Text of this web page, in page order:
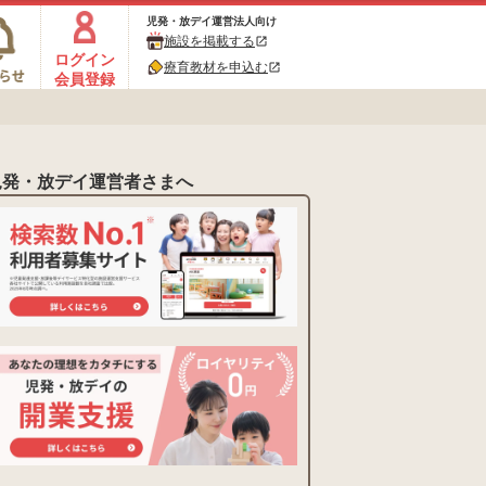
ログイン
会員登録
児発・放デイ運営法人向け
施設を掲載するopen_in_new
療育教材を申込むopen_in_new
・放デイ運営者さまへ